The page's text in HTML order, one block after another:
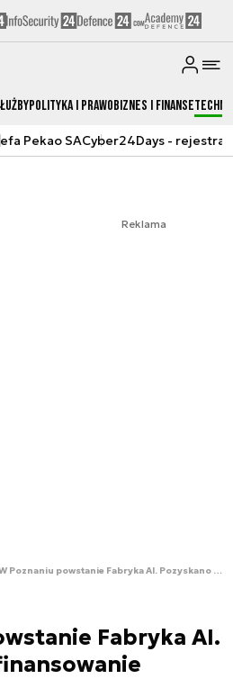
Polityka i prawoBiznes i Finanse
Pekao SACyber24Days -
Reklama
W Poznaniu powstanie Fabryka AI. Pozyskano dofinansowanie
Fabryka AI.